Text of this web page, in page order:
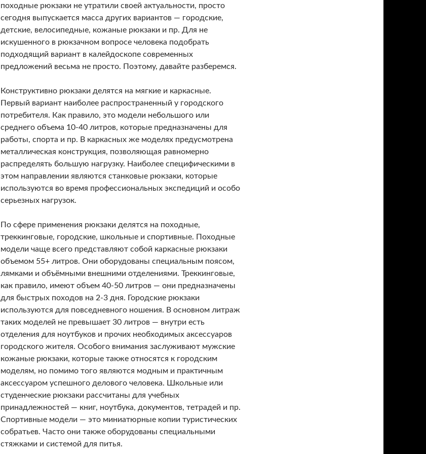
походные рюкзаки не утратили своей актуальности, просто
сегодня выпускается масса других вариантов — городские,
детские, велосипедные, кожаные рюкзаки и пр. Для не
искушенного в рюкзачном вопросе человека подобрать
подходящий вариант в калейдоскопе современных
предложений весьма не просто. Поэтому, давайте разберемся.
Конструктивно рюкзаки делятся на мягкие и каркасные.
Первый вариант наиболее распространенный у городского
потребителя. Как правило, это модели небольшого или
среднего объема 10-40 литров, которые предназначены для
работы, спорта и пр. В каркасных же моделях предусмотрена
металлическая конструкция, позволяющая равномерно
распределять большую нагрузку. Наиболее специфическими в
этом направлении являются станковые рюкзаки, которые
используются во время профессиональных экспедиций и особо
серьезных нагрузок.
По сфере применения рюкзаки делятся на походные,
треккинговые, городские, школьные и спортивные. Походные
модели чаще всего представляют собой каркасные рюкзаки
объемом 55+ литров. Они оборудованы специальным поясом,
лямками и объёмными внешними отделениями. Треккинговые,
как правило, имеют объем 40-50 литров — они предназначены
для быстрых походов на 2-3 дня. Городские рюкзаки
используются для повседневного ношения. В основном литраж
таких моделей не превышает 30 литров — внутри есть
отделения для ноутбуков и прочих необходимых аксессуаров
городского жителя. Особого внимания заслуживают мужские
кожаные рюкзаки, которые также относятся к городским
моделям, но помимо того являются модным и практичным
аксессуаром успешного делового человека. Школьные или
студенческие рюкзаки рассчитаны для учебных
принадлежностей — книг, ноутбука, документов, тетрадей и пр.
Спортивные модели — это миниатюрные копии туристических
собратьев. Часто они также оборудованы специальными
стяжками и системой для питья.